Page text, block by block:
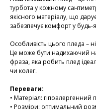
турбота у кожному
якісного матеріалу, що
забезпечує комфорт у будь-
Особливість цього пледа –
Це може бути надихаючий
фраза, яка робить плед
чи колег.
Переваги:
• Матеріал: гіпоалергенний
• Розміри: оптимальний